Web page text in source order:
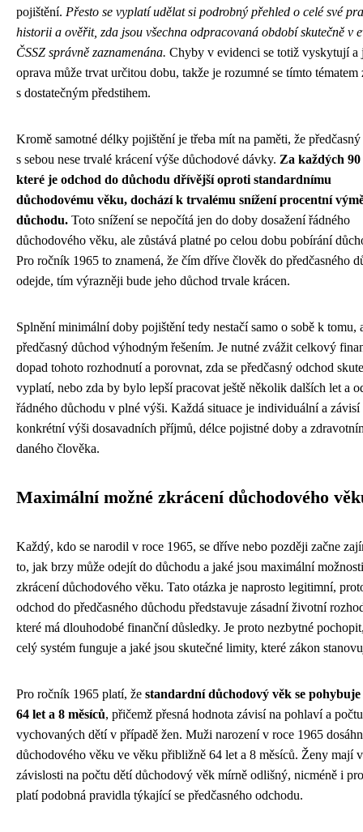
pojištění. Přesto se vyplatí udělat si podrobný přehled o celé své
historii a ověřit, zda jsou všechna odpracovaná období skutečně v
ČSSZ správně zaznamenána. Chyby v evidenci se totiž vyskytují a
oprava může trvat určitou dobu, takže je rozumné se tímto tématem
s dostatečným předstihem.
Kromě samotné délky pojištění je třeba mít na paměti, že
s sebou nese trvalé krácení výše důchodové dávky. Za každých
které je odchod do důchodu dřívější oproti standardnímu
důchodovému věku, dochází k trvalému snížení procentní
důchodu. Toto snížení se nepočítá jen do doby dosažení řádného
důchodového věku, ale zůstává platné po celou dobu pobírání
Pro ročník 1965 to znamená, že čím dříve člověk do předčasného
odejde, tím výrazněji bude jeho důchod trvale krácen.
Splnění minimální doby pojištění tedy nestačí samo o sobě k tomu,
předčasný důchod výhodným řešením. Je nutné zvážit celkový
dopad tohoto rozhodnutí a porovnat, zda se předčasný odchod
vyplatí, nebo zda by bylo lepší pracovat ještě několik dalších let a
řádného důchodu v plné výši. Každá situace je individuální a závisí
konkrétní výši dosavadních příjmů, délce pojistné doby a
daného člověka.
Maximální možné zkrácení důchodového
Každý, kdo se narodil v roce 1965, se dříve nebo později začne
to, jak brzy může odejít do důchodu a jaké jsou maximální možnosti
zkrácení důchodového věku. Tato otázka je naprosto legitimní,
odchod do předčasného důchodu představuje zásadní životní
které má dlouhodobé finanční důsledky. Je proto nezbytné
celý systém funguje a jaké jsou skutečné limity, které zákon
Pro ročník 1965 platí, že standardní důchodový věk se
64 let a 8 měsíců, přičemž přesná hodnota závisí na pohlaví a počtu
vychovaných dětí v případě žen. Muži narození v roce 1965
důchodového věku ve věku přibližně 64 let a 8 měsíců. Ženy mají v
závislosti na počtu dětí důchodový věk mírně odlišný, nicméně i
platí podobná pravidla týkající se předčasného odchodu.